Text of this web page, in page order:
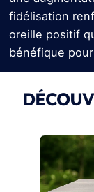
fidélisation
oreille positif
bénéfique